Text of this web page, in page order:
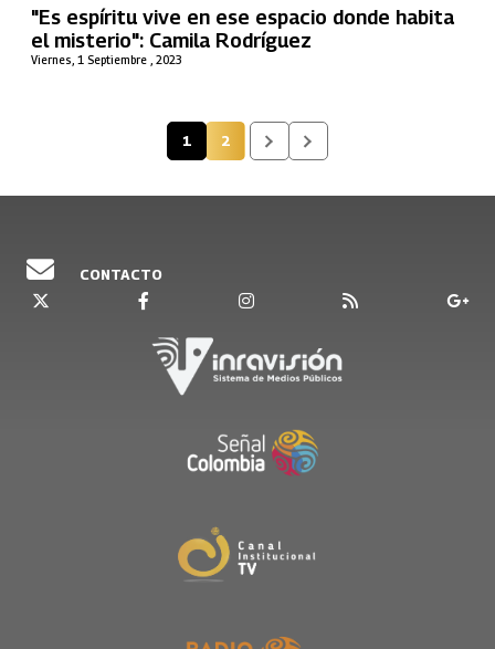
Viernes, 1 Septiembre , 2023
"Es espíritu vive en ese espacio donde habita
el misterio": Camila Rodríguez
Página actual
1 Página
2
CONTACTO